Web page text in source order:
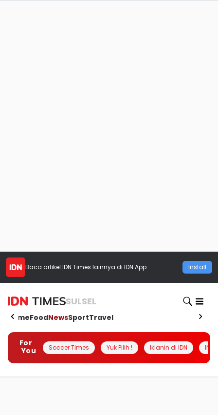
Baca artikel IDN Times lainnya di IDN App Install
SULSEL
HomeFoodNewsSportTravel
For
You
Soccer Times Yuk Pilih ! Iklanin di IDN